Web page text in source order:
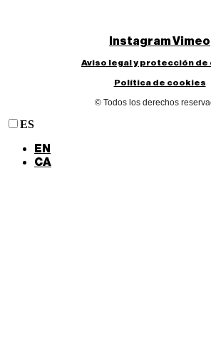
InstagramVimeo
Aviso legal y protección de
Política de cookies
© Todos los derechos
ES
EN
CA